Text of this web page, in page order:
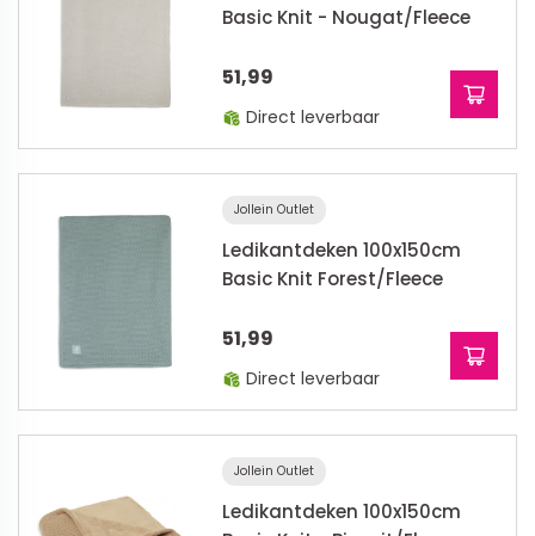
Basic Knit - Nougat/Fleece
51,99
Direct leverbaar
Jollein Outlet
Ledikantdeken 100x150cm
Basic Knit Forest/Fleece
51,99
Direct leverbaar
Jollein Outlet
Ledikantdeken 100x150cm